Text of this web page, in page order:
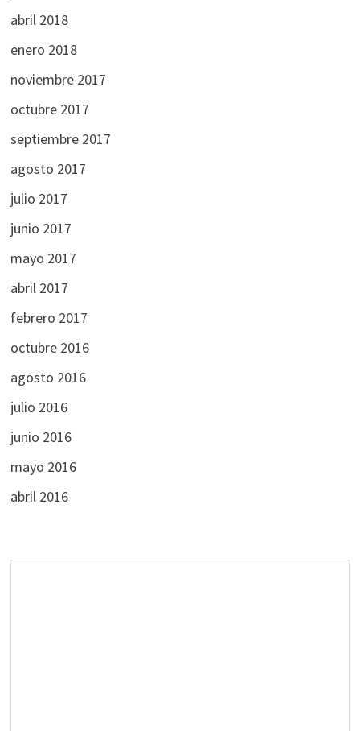
abril 2018
enero 2018
noviembre 2017
octubre 2017
septiembre 2017
agosto 2017
julio 2017
junio 2017
mayo 2017
abril 2017
febrero 2017
octubre 2016
agosto 2016
julio 2016
junio 2016
mayo 2016
abril 2016